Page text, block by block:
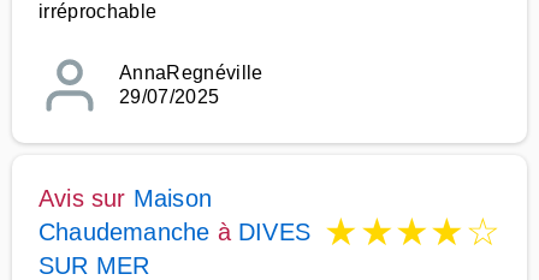
irréprochable
AnnaRegnéville
29/07/2025
Avis sur Maison
Chaudemanche à DIVES
SUR MER
★★★★☆